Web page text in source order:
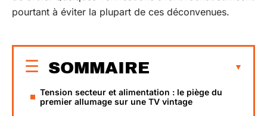
pourtant à éviter la plupart de ces déconvenues.
SOMMAIRE
Tension secteur et alimentation : le piège du
premier allumage sur une TV vintage